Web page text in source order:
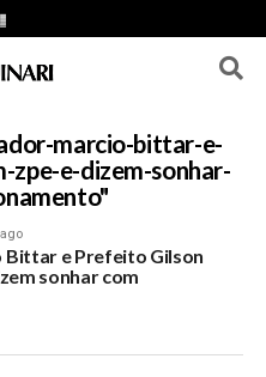
marcio-bittar-e-
e-dizem-sonhar-
Bittar e Prefeito Gilson
sonhar com